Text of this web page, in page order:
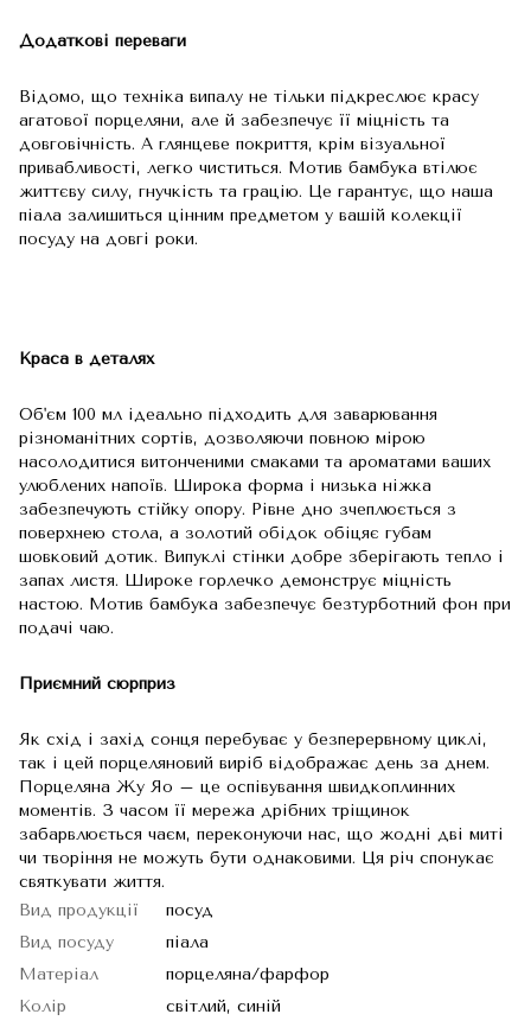
Додаткові переваги
Відомо, що техніка випалу не тільки підкреслює красу
агатової порцеляни, але й забезпечує її міцність та
довговічність. А глянцеве покриття, крім візуальної
привабливості, легко чиститься. Мотив бамбука втілює
життєву силу, гнучкість та грацію. Це гарантує, що наша
піала залишиться цінним предметом у вашій колекції
посуду на довгі роки.
Краса в деталях
Об'єм 100 мл ідеально підходить для заварювання
різноманітних сортів, дозволяючи повною мірою
насолодитися витонченими смаками та ароматами ваших
улюблених напоїв. Широка форма і низька ніжка
забезпечують стійку опору. Рівне дно зчеплюється з
поверхнею стола, а золотий обідок обіцяє губам
шовковий дотик. Випуклі стінки добре зберігають тепло і
запах листя. Широке горлечко демонструє міцність
настою. Мотив бамбука забезпечує безтурботний фон при
подачі чаю.
Приємний сюрприз
Як схід і захід сонця перебуває у безперервному циклі,
так і цей порцеляновий виріб відображає день за днем.
Порцеляна Жу Яо – це оспівування швидкоплинних
моментів. З часом її мережа дрібних тріщинок
забарвлюється чаєм, переконуючи нас, що жодні дві миті
чи творіння не можуть бути однаковими. Ця річ спонукає
святкувати життя.
Вид продукції
посуд
Вид посуду
піала
Матеріал
порцеляна/фарфор
Колір
світлий, синій